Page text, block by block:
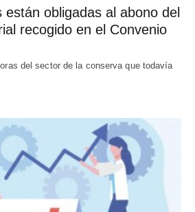
obligadas al abono del
recogido en el Convenio
del sector de la conserva que todavía